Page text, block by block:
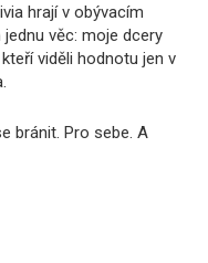
hrají v obývacím
věc: moje dcery
viděli hodnotu jen v
bránit. Pro sebe. A